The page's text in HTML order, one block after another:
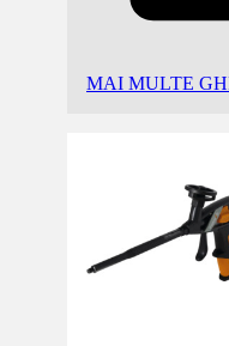
MAI MULTE